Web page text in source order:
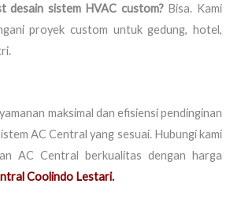
desain sistem HVAC custom?Bisa. Kami
proyek custom untuk gedung, hotel,
maksimal dan efisiensi pendinginan
AC Central yang sesuai. Hubungi kami
AC Central berkualitas dengan harga
Coolindo Lestari.